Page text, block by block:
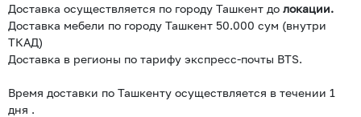
Доставка осуществляется по городу Ташкент до локации.
Доставка мебели по городу Ташкент 50.000 сум (внутри
ТКАД)
Доставка в регионы по тарифу экспресс-почты BTS.
Время доставки по Ташкенту осуществляется в течении 1
дня .